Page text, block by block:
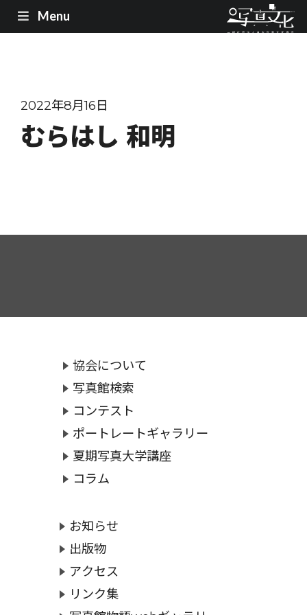
Menu
2022年8月16日
むらはし 和明
協会について
写真館検索
コンテスト
ポートレートギャラリー
夏期写真大学講座
コラム
お知らせ
出版物
アクセス
リンク集